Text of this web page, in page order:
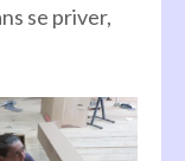
se priver,